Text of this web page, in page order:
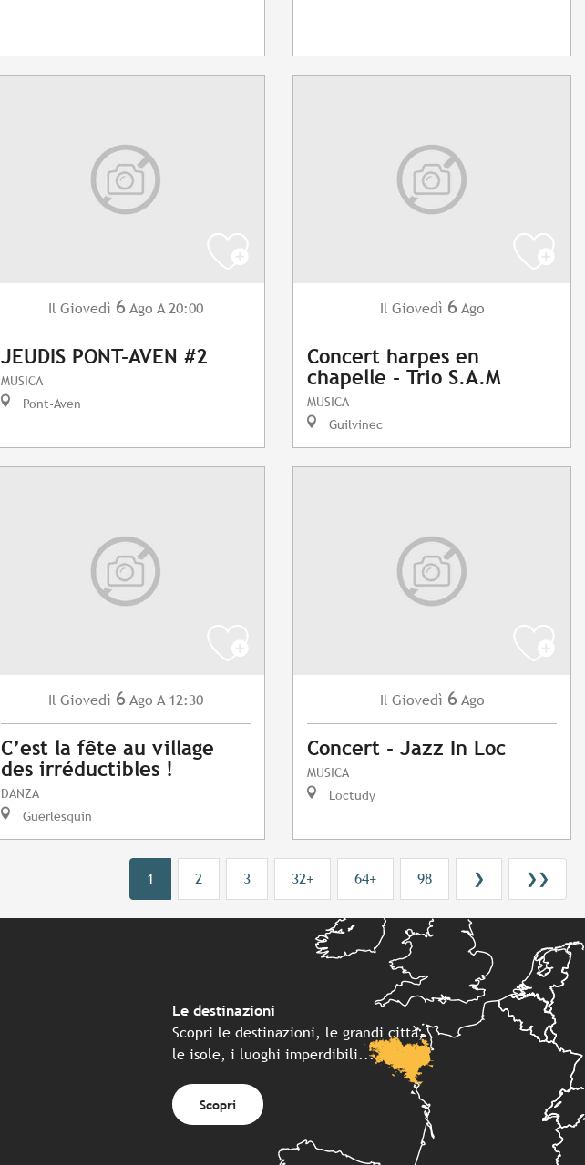
Il Giovedì 6 Ago A 20:00
JEUDIS PONT-AVEN #2
MUSICA
Pont-Aven
Il Giovedì 6 Ago
Concert harpes en
chapelle - Trio S.A.M
MUSICA
Guilvinec
Il Giovedì 6 Ago A 12:30
C’est la fête au village
des irréductibles !
DANZA
Guerlesquin
Il Giovedì 6 Ago
Concert - Jazz In Loc
MUSICA
Loctudy
1 2 3 32+ 64+ 98 ❯ ❯❯
Le destinazioni
Scopri le destinazioni, le grandi città,
le isole, i luoghi imperdibili...
Scopri